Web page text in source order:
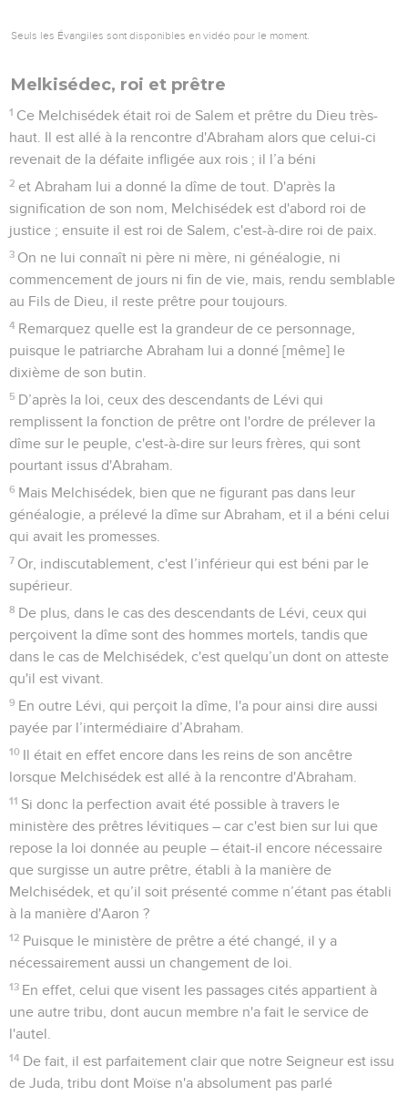
Seuls les Évangiles sont disponibles en vidéo pour le moment.
Melkisédec, roi et prêtre
1 Ce Melchisédek était roi de Salem et prêtre du Dieu très-
haut. Il est allé à la rencontre d'Abraham alors que celui-ci
revenait de la défaite infligée aux rois ; il l’a béni
2 et Abraham lui a donné la dîme de tout. D'après la
signification de son nom, Melchisédek est d'abord roi de
justice ; ensuite il est roi de Salem, c'est-à-dire roi de paix.
3 On ne lui connaît ni père ni mère, ni généalogie, ni
commencement de jours ni fin de vie, mais, rendu semblable
au Fils de Dieu, il reste prêtre pour toujours.
4 Remarquez quelle est la grandeur de ce personnage,
puisque le patriarche Abraham lui a donné [même] le
dixième de son butin.
5 D’après la loi, ceux des descendants de Lévi qui
remplissent la fonction de prêtre ont l'ordre de prélever la
dîme sur le peuple, c'est-à-dire sur leurs frères, qui sont
pourtant issus d'Abraham.
6 Mais Melchisédek, bien que ne figurant pas dans leur
généalogie, a prélevé la dîme sur Abraham, et il a béni celui
qui avait les promesses.
7 Or, indiscutablement, c'est l’inférieur qui est béni par le
supérieur.
8 De plus, dans le cas des descendants de Lévi, ceux qui
perçoivent la dîme sont des hommes mortels, tandis que
dans le cas de Melchisédek, c'est quelqu’un dont on atteste
qu'il est vivant.
9 En outre Lévi, qui perçoit la dîme, l'a pour ainsi dire aussi
payée par l’intermédiaire d’Abraham.
10 Il était en effet encore dans les reins de son ancêtre
lorsque Melchisédek est allé à la rencontre d'Abraham.
11 Si donc la perfection avait été possible à travers le
ministère des prêtres lévitiques – car c'est bien sur lui que
repose la loi donnée au peuple – était-il encore nécessaire
que surgisse un autre prêtre, établi à la manière de
Melchisédek, et qu’il soit présenté comme n’étant pas établi
à la manière d'Aaron ?
12 Puisque le ministère de prêtre a été changé, il y a
nécessairement aussi un changement de loi.
13 En effet, celui que visent les passages cités appartient à
une autre tribu, dont aucun membre n'a fait le service de
l'autel.
14 De fait, il est parfaitement clair que notre Seigneur est issu
de Juda, tribu dont Moïse n'a absolument pas parlé